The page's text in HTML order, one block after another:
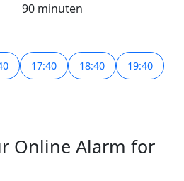
90 minuten
17:40 18:40 19:40
Online Alarm for